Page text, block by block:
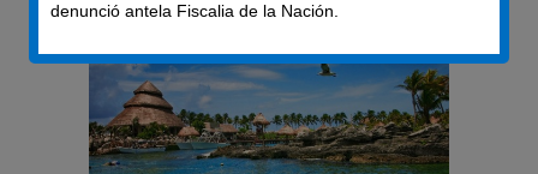
denunció antela Fiscalia de la Nación.